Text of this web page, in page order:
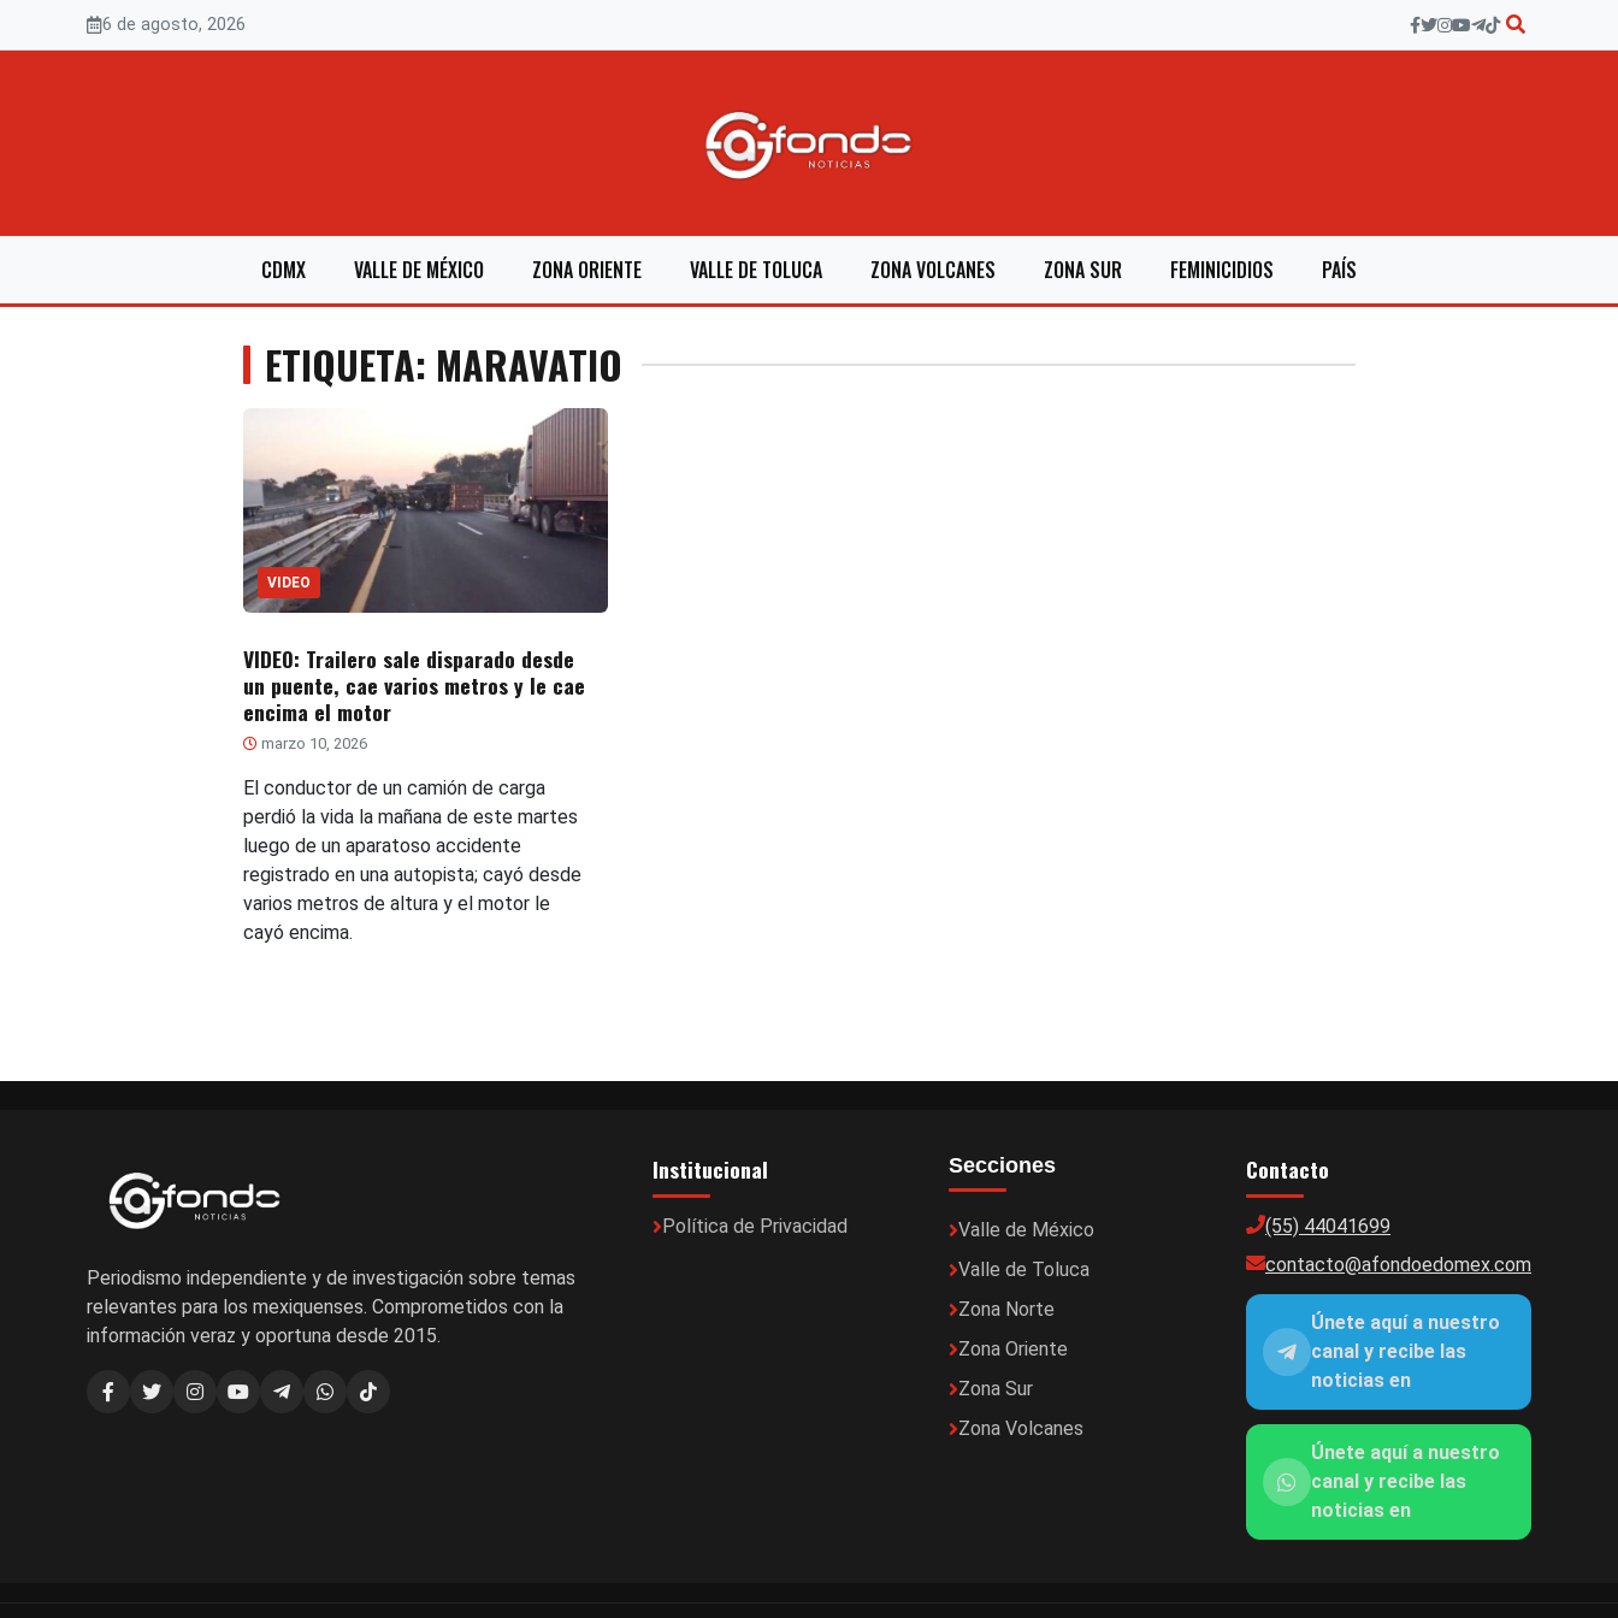
6 de agosto, 2026
CDMX VALLE DE MÉXICO ZONA ORIENTE VALLE DE TOLUCA ZONA VOLCANES ZONA SUR FEMINICIDIOS PAÍS
ETIQUETA: MARAVATIO
VIDEO
VIDEO: Trailero sale disparado desde
un puente, cae varios metros y le cae
encima el motor
marzo 10, 2026
El conductor de un camión de carga
perdió la vida la mañana de este martes
luego de un aparatoso accidente
registrado en una autopista; cayó desde
varios metros de altura y el motor le
cayó encima.
Periodismo independiente y de investigación sobre temas
relevantes para los mexiquenses. Comprometidos con la
información veraz y oportuna desde 2015.
Institucional
Política de Privacidad
Secciones
Valle de México
Valle de Toluca
Zona Norte
Zona Oriente
Zona Sur
Zona Volcanes
Contacto
(55) 44041699
contacto@afondoedomex.com
Únete aquí a nuestro
canal y recibe las
noticias en
Únete aquí a nuestro
canal y recibe las
noticias en